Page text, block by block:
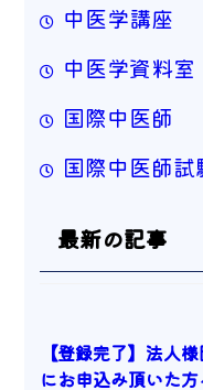
中医学講座
中医学資料室
国際中医師
国際中医師試
最新の記事
【登録完了】法人
にお申込み頂いた